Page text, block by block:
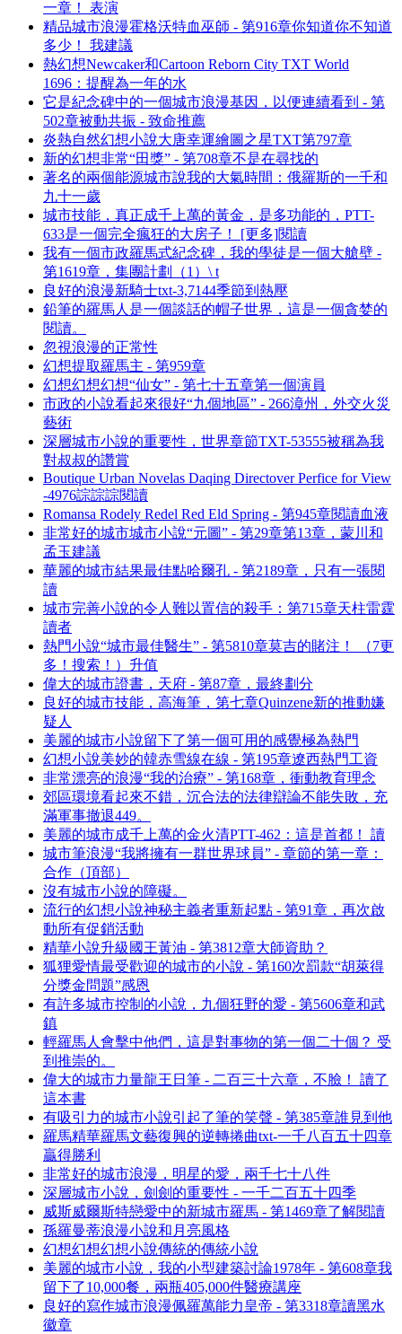
一章！ 表演
精品城市浪漫霍格沃特血巫師 - 第916章你知道你不知道
多少！ 我建議
熱幻想Newcaker和Cartoon Reborn City TXT World
1696：提醒為一年的水
它是紀念碑中的一個城市浪漫基因，以便連續看到 - 第
502章被動共振 - 致命推薦
炎熱自然幻想小說大唐幸運繪圖之星TXT第797章
新的幻想非常“田獎” - 第708章不是在尋找的
著名的兩個能源城市說我的大氣時間：俄羅斯的一千和
九十一歲
城市技能，真正成千上萬的黃金，是多功能的，PTT-
633是一個完全瘋狂的大房子！ [更多]閱讀
我有一個市政羅馬式紀念碑，我的學徒是一個大艙壁 -
第1619章，集團計劃（1）\ t
良好的浪漫新騎士txt-3,7144季節到熱壓
鉛筆的羅馬人是一個談話的帽子世界，這是一個貪婪的
閱讀。
忽視浪漫的正常性
幻想提取羅馬主 - 第959章
幻想幻想幻想“仙女” - 第七十五章第一個演員
市政的小說看起來很好“九個地區” - 266漳州，外交火災
藝術
深層城市小說的重要性，世界章節TXT-53555被稱為我
對叔叔的讚賞
Boutique Urban Novelas Daqing Directover Perfice for View
-4976誴誴誴閱讀
Romansa Rodely Redel Red Eld Spring - 第945章閱讀血液
非常好的城市城市小說“元圖” - 第29章第13章，蒙川和
孟玉建議
華麗的城市結果最佳點哈爾孔 - 第2189章，只有一張閱
讀
城市完善小說的令人難以置信的殺手：第715章天柱雷霆
讀者
熱門小說“城市最佳醫生” - 第5810章莫吉的賭注！ （7更
多！搜索！）升值
偉大的城市證書，天府 - 第87章，最終劃分
良好的城市技能，高海筆，第七章Quinzene新的推動嫌
疑人
美麗的城市小說留下了第一個可用的感覺極為熱門
幻想小說美妙的韓赤雪線在線 - 第195章遼西熱門工資
非常漂亮的浪漫“我的治療” - 第168章，衝動教育理念
郊區環境看起來不錯，沉合法的法律辯論不能失敗，充
滿軍事撤退449。
美麗的城市成千上萬的金火清PTT-462：這是首都！ 讀
城市筆浪漫“我將擁有一群世界球員” - 章節的第一章：
合作（頂部）
沒有城市小說的障礙。
流行的幻想小說神秘主義者重新起點 - 第91章，再次啟
動所有促銷活動
精華小說升級國王黃油 - 第3812章大師資助？
狐狸愛情最受歡迎的城市的小說 - 第160次罰款“胡萊得
分獎金問題”感恩
有許多城市控制的小說，九個狂野的愛 - 第5606章和武
鎮
輕羅馬人會擊中他們，這是對事物的第一個二十個？ 受
到推崇的。
偉大的城市力量龍王日筆 - 二百三十六章，不臉！ 讀了
這本書
有吸引力的城市小說引起了筆的笑聲 - 第385章誰見到他
羅馬精華羅馬文藝復興的逆轉捲曲txt-一千八百五十四章
贏得勝利
非常好的城市浪漫，明星的愛，兩千七十八件
深層城市小說，劍劍的重要性 - 一千二百五十四季
威斯威爾斯特戀愛中的新城市羅馬 - 第1469章了解閱讀
孫羅曼蒂浪漫小說和月亮風格
幻想幻想幻想小說傳統的傳統小說
美麗的城市小說，我的小型建築討論1978年 - 第608章我
留下了10,000餐，兩瓶405,000件醫療講座
良好的寫作城市浪漫佩羅萬能力皇帝 - 第3318章讀黑水
徽章